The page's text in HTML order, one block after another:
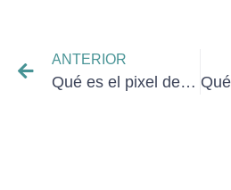
ANTERIOR
Qué es el pixel de Facebook y para qué sirve